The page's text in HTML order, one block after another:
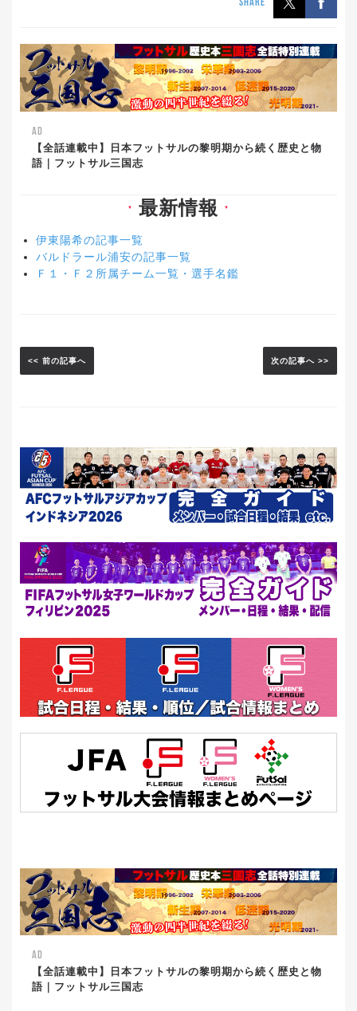
SHARE
AD
【全話連載中】日本フットサルの黎明期から続く歴史と物
語｜フットサル三国志
▼ 最新情報 ▼
伊東陽希の記事一覧
バルドラール浦安の記事一覧
Ｆ１・Ｆ２所属チーム一覧・選手名鑑
<< 前の記事へ 次の記事へ >>
AD
【全話連載中】日本フットサルの黎明期から続く歴史と物
語｜フットサル三国志